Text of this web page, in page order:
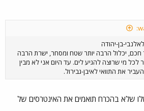
בן-יהודה
חכם, יכלול הרבה יותר שטח ומסחר, ישרת הרבה
לכל מי שרוצה להגיע לים. עד היום אני לא מבין
את התוואי לאיבן-גבירול.
שלא בהכרח תואמים את האינטרסים של